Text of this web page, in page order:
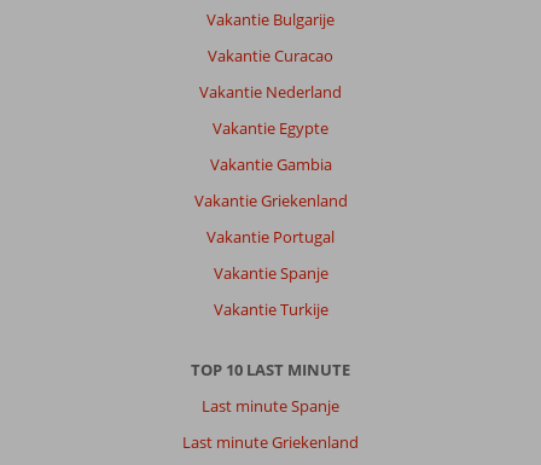
Vakantie Bulgarije
Vakantie Curacao
Vakantie Nederland
Vakantie Egypte
Vakantie Gambia
Vakantie Griekenland
Vakantie Portugal
Vakantie Spanje
Vakantie Turkije
TOP 10 LAST MINUTE
Last minute Spanje
Last minute Griekenland